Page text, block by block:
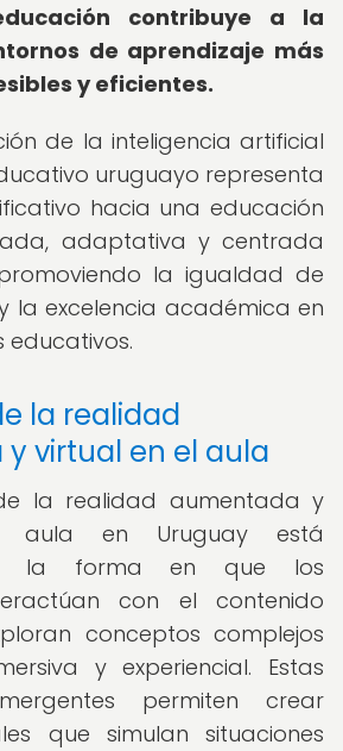
contribuye a la
de aprendizaje más
y eficientes.
de la inteligencia artificial
uruguayo representa
hacia una educación
adaptativa y centrada
la igualdad de
la excelencia académica en
educativos.
la realidad
virtual en el aula
la realidad aumentada y
en Uruguay está
la forma en que los
con el contenido
conceptos complejos
y experiencial. Estas
permiten crear
que simulan situaciones